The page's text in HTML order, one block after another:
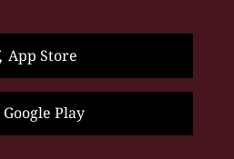
App Store
Google Play